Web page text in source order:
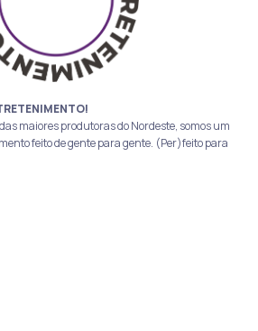
maiores produtoras do Nordeste, somos um
feito de gente para gente. (Per)feito para